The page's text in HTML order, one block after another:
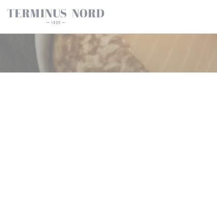
Personalización de sus opciones de cookies